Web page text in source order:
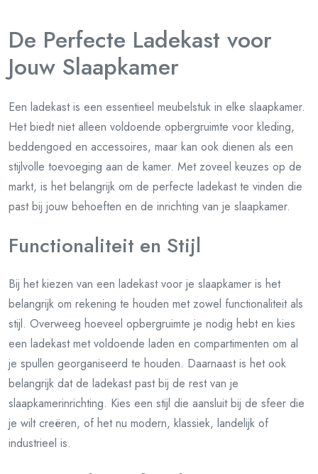
De Perfecte Ladekast voor
Jouw Slaapkamer
Een ladekast is een essentieel meubelstuk in elke slaapkamer.
Het biedt niet alleen voldoende opbergruimte voor kleding,
beddengoed en accessoires, maar kan ook dienen als een
stijlvolle toevoeging aan de kamer. Met zoveel keuzes op de
markt, is het belangrijk om de perfecte ladekast te vinden die
past bij jouw behoeften en de inrichting van je slaapkamer.
Functionaliteit en Stijl
Bij het kiezen van een ladekast voor je slaapkamer is het
belangrijk om rekening te houden met zowel functionaliteit als
stijl. Overweeg hoeveel opbergruimte je nodig hebt en kies
een ladekast met voldoende laden en compartimenten om al
je spullen georganiseerd te houden. Daarnaast is het ook
belangrijk dat de ladekast past bij de rest van je
slaapkamerinrichting. Kies een stijl die aansluit bij de sfeer die
je wilt creëren, of het nu modern, klassiek, landelijk of
industrieel is.